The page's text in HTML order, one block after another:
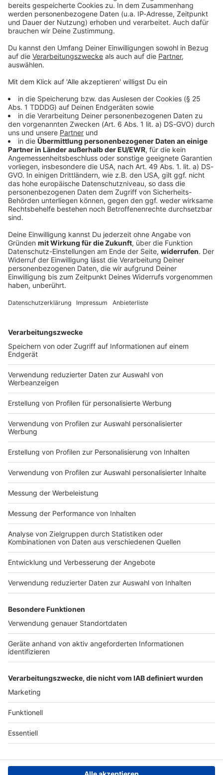
Sprachnachricht
© dpa-infocom, dpa:260616-930-233533/3
Welt
Verfassungsschutz beobachtet AfD-
Abgeordneten Nolte
Auf die AfD hat der Verfassungsschutz ein Auge.
Inzwischen steht in Bayern der dritte
DEINE GEMERKTEN ARTIKEL
Du hast dir noch keine Artikel gemerkt
Markiere sie hierfür mit einem
Impressum
Nutzungsbedingungen
Jobs
Presse
Werben
Archiv
ANTENNE BAYERN GROUP
Stiftung ANTENNE BAYERN
hilft
Teilnahmebedingungen
Grounding Page ANTENNE
BAYERN
Kontakt
Studio-Hotline
Verkehrs-Hotline
Datenschutz­erklärung
einstellungen
Newsletter